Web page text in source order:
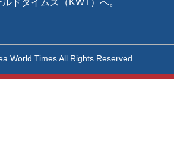
World Times All Rights Reserved